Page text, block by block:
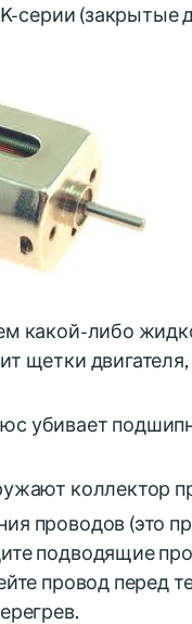
серии (закрытые
какой-либо
щетки
убивает
коллектор
проводов (это
подводящие
провод перед